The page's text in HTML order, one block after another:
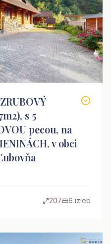
s 5
pecou, na
v obci
207 6 izieb